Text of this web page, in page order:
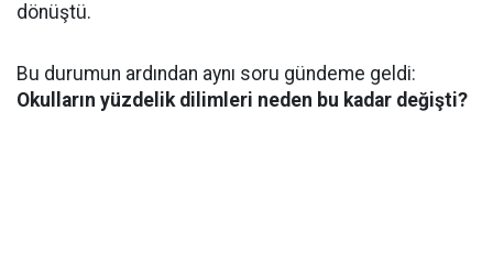
dönüştü.
Bu durumun ardından aynı soru gündeme geldi:
Okulların yüzdelik dilimleri neden bu kadar değişti?